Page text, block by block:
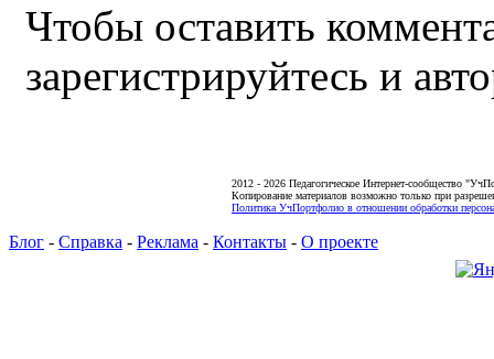
Чтобы оставить
зарегистрируйтесь и
2012 - 2026 Педагогическое Интернет-сообщество
Копирование материалов возможно только при
Политика УчПортфолио в отношении обработки
Блог - Справка - Реклама - Контакты - О проекте